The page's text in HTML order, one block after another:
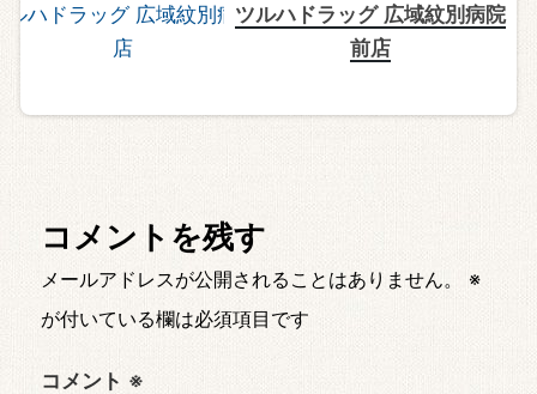
ツルハドラッグ 広域紋別病院
前店
コメントを残す
メールアドレスが公開されることはありません。
※
が付いている欄は必須項目です
コメント ※